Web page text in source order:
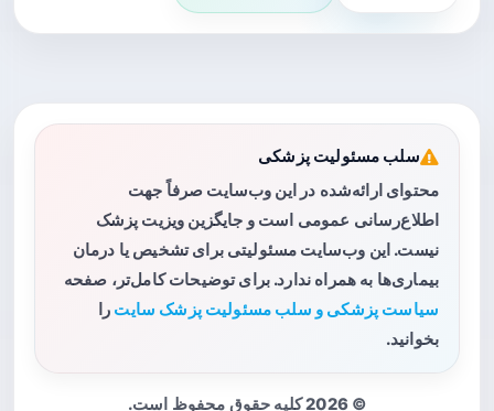
سلب مسئولیت پزشکی
محتوای ارائه‌شده در این وب‌سایت صرفاً جهت
اطلاع‌رسانی عمومی است و جایگزین ویزیت پزشک
نیست. این وب‌سایت مسئولیتی برای تشخیص یا درمان
بیماری‌ها به همراه ندارد. برای توضیحات کامل‌تر، صفحه
سیاست پزشکی و سلب مسئولیت پزشک سایت را
بخوانید.
© 2026 کلیه حقوق محفوظ است.